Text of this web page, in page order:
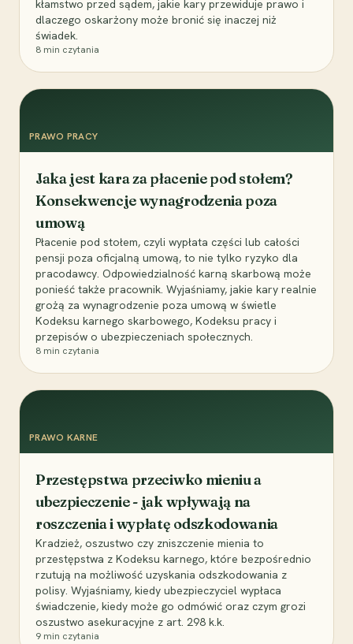
kłamstwo przed sądem, jakie kary przewiduje prawo i
dlaczego oskarżony może bronić się inaczej niż
świadek.
8 min czytania
PRAWO PRACY
Jaka jest kara za płacenie pod stołem?
Konsekwencje wynagrodzenia poza
umową
Płacenie pod stołem, czyli wypłata części lub całości
pensji poza oficjalną umową, to nie tylko ryzyko dla
pracodawcy. Odpowiedzialność karną skarbową może
ponieść także pracownik. Wyjaśniamy, jakie kary realnie
grożą za wynagrodzenie poza umową w świetle
Kodeksu karnego skarbowego, Kodeksu pracy i
przepisów o ubezpieczeniach społecznych.
8 min czytania
PRAWO KARNE
Przestępstwa przeciwko mieniu a
ubezpieczenie - jak wpływają na
roszczenia i wypłatę odszkodowania
Kradzież, oszustwo czy zniszczenie mienia to
przestępstwa z Kodeksu karnego, które bezpośrednio
rzutują na możliwość uzyskania odszkodowania z
polisy. Wyjaśniamy, kiedy ubezpieczyciel wypłaca
świadczenie, kiedy może go odmówić oraz czym grozi
oszustwo asekuracyjne z art. 298 k.k.
9 min czytania